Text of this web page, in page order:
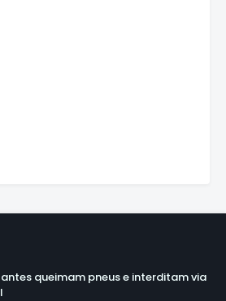
queimam pneus e interditam via